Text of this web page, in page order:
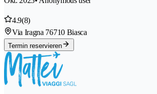
4.9(8)
Via Iragna 76710 Biasca
Termin reservieren